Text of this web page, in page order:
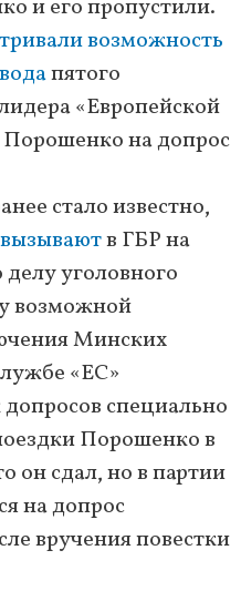
и его пропустили.
возможность
пятого
«Европейской
на допрос
стало известно,
вызываютв ГБР на
уголовного
возможной
Минских
«ЕС»
специально
Порошенко в
сдал, но в партии
на допрос
вручения повестки